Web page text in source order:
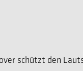
schützt den